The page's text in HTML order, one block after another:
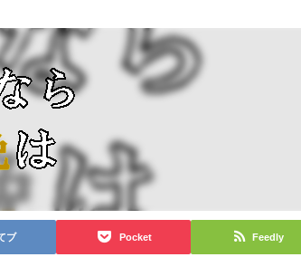
ブ Pocket Feedly